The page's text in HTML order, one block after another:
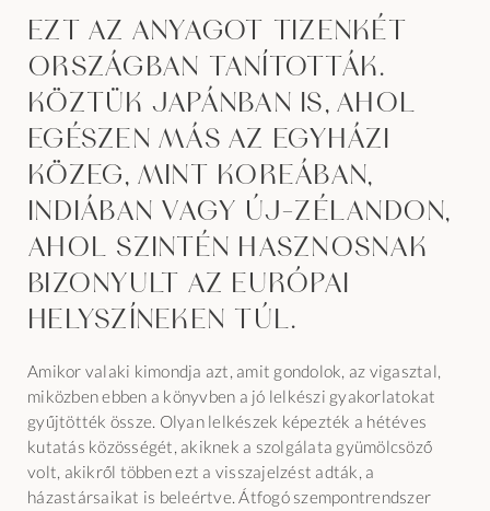
Ezt az anyagot tizenkét
országban tanították.
Köztük Japánban is, ahol
egészen más az egyházi
közeg, mint Koreában,
Indiában vagy Új-Zélandon,
ahol szintén hasznosnak
bizonyult az európai
helyszíneken túl.
Amikor valaki kimondja azt, amit gondolok, az vigasztal,
miközben ebben a könyvben a jó lelkészi gyakorlatokat
gyűjtötték össze. Olyan lelkészek képezték a hétéves
kutatás közösségét, akiknek a szolgálata gyümölcsöző
volt, akikről többen ezt a visszajelzést adták, a
házastársaikat is beleértve. Átfogó szempontrendszer